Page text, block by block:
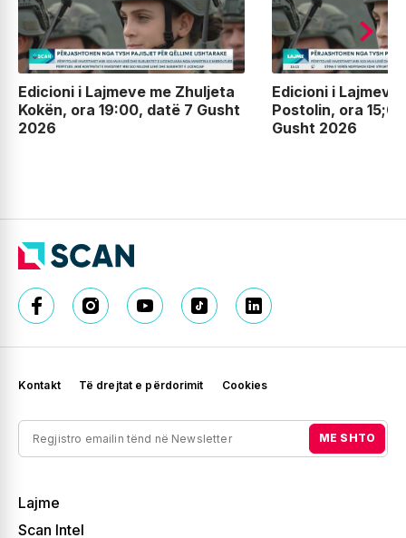
Edicioni i Lajmeve me Zhuljeta
Kokën, ora 19:00, datë 7 Gusht
2026
Edicioni i Lajmeve
Postolin, ora
Gusht 2026
Lajme
Scan Intel
Kontakt Të drejtat e përdorimit Cookies
ME SHTO